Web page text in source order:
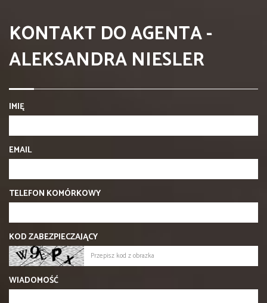
KONTAKT DO AGENTA -
ALEKSANDRA NIESLER
IMIĘ
EMAIL
TELEFON KOMÓRKOWY
KOD ZABEZPIECZAJĄCY
WIADOMOŚĆ